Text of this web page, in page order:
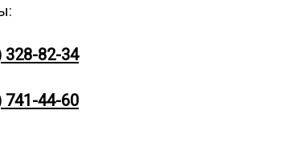
328-82-34
741-44-60